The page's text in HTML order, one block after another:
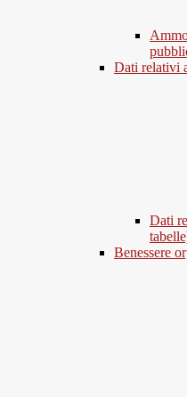
Dati relativi
Dati
Benessere